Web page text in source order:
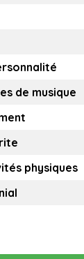
de musique
physiques